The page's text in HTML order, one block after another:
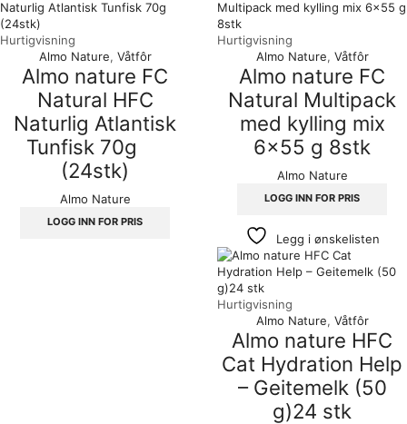
Hurtigvisning
Almo Nature, Våtfôr
Almo nature FC
Natural HFC
Naturlig Atlantisk
Tunfisk 70g
(24stk)
Almo Nature
LOGG INN FOR PRIS
Hurtigvisning
Almo Nature, Våtfôr
Almo nature FC
Natural Multipack
med kylling mix
6×55 g 8stk
Almo Nature
LOGG INN FOR PRIS
Legg i ønskelisten
Hurtigvisning
Almo Nature, Våtfôr
Almo nature HFC
Cat Hydration Help
– Geitemelk (50
g)24 stk